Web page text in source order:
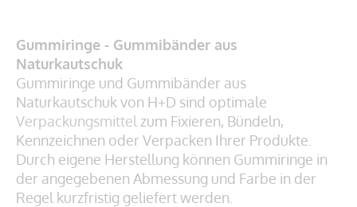
Gummiringe - Gummibänder aus
Naturkautschuk
Gummiringe und Gummibänder aus
Naturkautschuk von H+D sind optimale
Verpackungsmittel zum Fixieren, Bündeln,
Kennzeichnen oder Verpacken Ihrer Produkte.
Durch eigene Herstellung können Gummiringe in
der angegebenen Abmessung und Farbe in der
Regel kurzfristig geliefert werden.